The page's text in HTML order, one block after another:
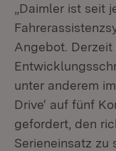
„Daimler ist seit
Angebot.
unter anderem
Drive‘ auf fünf
gefordert, den
Serieneinsatz zu